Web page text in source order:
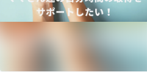
ビジネス・起業